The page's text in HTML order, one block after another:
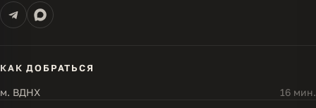
КАК ДОБРАТЬСЯ
м. ВДНХ
16 мин.